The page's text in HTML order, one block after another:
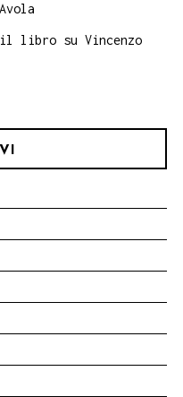
il libro su Vincenzo